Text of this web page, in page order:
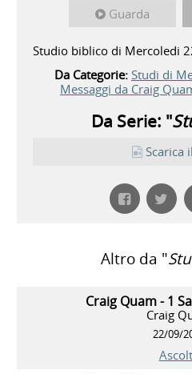
Guarda
Studio biblico di Mercoledi
Da Categorie: Studi di
Messaggi da Craig
Da Serie: "
Scarica
Altro da "
Craig Quam - 1
Craig
22/09/